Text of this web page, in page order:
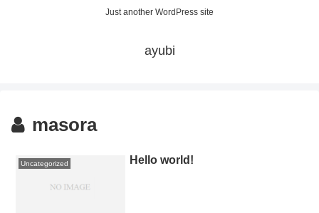
Just another WordPress site
ayubi
masora
Uncategorized Hello world!